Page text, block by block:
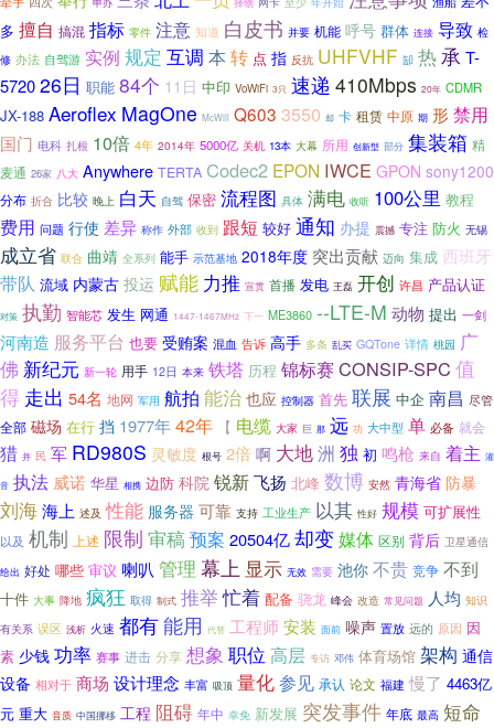
多 擅自 搞混 指标 零件 注意 知道 白皮书 并要 机能 呼号 群体 连接 导致 检
修 办法 自驾游 实例 规定 互调 本 转 点 指 反抗 UHFVHF 缷 热 承 T-
572026日 职能 84个 11日 中印 VoWiFi 3只 速递 410Mbps 20年 CDMR
JX-188 Aeroflex MagOne McWill Q603 3550 却 卡 租赁 中原 期 形禁用
国门 电科 扎根 10倍 4年 2014年 5000亿 关机 13本 大幕 所用 创新型 部分 集装箱 精
麦通 26家 八大 Anywhere TERTA Codec2 EPON IWCE GPON sony1200
分布 折合 比较 晚上 白天 自驾 保密 流程图 具体 满电 收听 100公里 教程
费用 问题 行使 差异 称作 外部 收到 跟短 较好 通知 办提 震撼 专注 防火 无锡
成立省 联合 曲靖 全系列 能手 示范基地 2018年度 突出贡献 迈向 集成 西班牙
带队 流域 内蒙古 投运 赋能 力推 宣贯 首播 发电 王磊 开创 许昌 产品认证
对策 执勤 智能芯 发生 网通 1447-1467MHz 下一 ME3860 --LTE-M 动物 提出 一剑
河南造 服务平台 也要 受贿案 混血 告诉 高手 多条 乱买 GQTone 详情 桃园 广
佛 新纪元 新一轮 用手 12日 本来 铁塔 历程 锦标赛 CONSIP-SPC 值
得 走出 54名 地网 军用 航拍 能治 也应 控制器 首先 联展 中企 南昌 尽管
全部 磁场 在行 挡 1977年42年 【 电缆 大家 巨 那 远 功 大中型 单 必备 就会
猎 并 民 军 RD980S 灵敏度 根号 2倍啊 大地洲 独 初 鸣枪 来自 着主 灌
音 执法 威诺 华星 相携 边防 科院 锐新飞扬 北峰 数博 安然 青海省 防暴
刘海海上 述及 性能 服务器 可靠 支持 工业生产 以其 性好 规模 可扩展性
以及 机制 上述 限制 审稿预案 20504亿却变媒体 区别 背后 卫星通信
给出 好处 哪些 审议 喇叭 管理 幕上 显示 无效 需要 池你 不贵 竞争 不到
十件 大事 降地 疯狂 取得 制式 推举忙着 配备 骁龙 峰会 改造 常见问题 人均 知识
有关系 误区 浅析 火速 都有能用 代替 工程师 安装 面前 噪声 置放 远的 原因 因
素 少钱 功率 赛事 进击 分享 想象 职位 高层 专访 邓伟 体育场馆 架构 通信
设备 相对于 商场 设计理念 丰富 吸顶 量化参见 承认 论文 福建 慢了 4463亿
元 重大 音质 中国挪移 工程 阻碍 年中 幸免 新发展 突发事件 年底 最高 短命